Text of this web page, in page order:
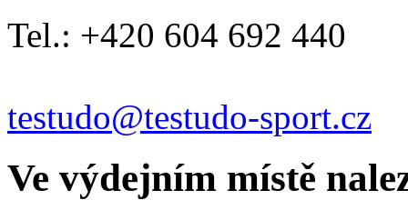
Tel.: +420 604 692 440
testudo@testudo-sport.cz
Ve výdejním místě